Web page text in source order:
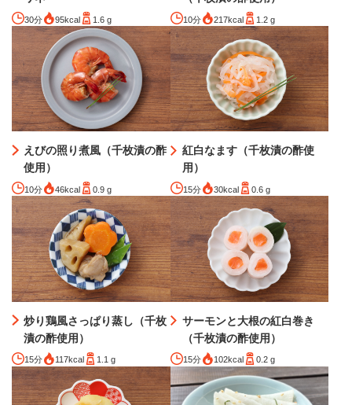
30分 95kcal 1.6 g 10分 217kcal 1.2 g
えびの照り煮風（千枚漬の酢
使用）
10分 46kcal 0.9 g
紅白なます（千枚漬の酢使
用）
15分 30kcal 0.6 g
炒り鶏風さっぱり蒸し（千枚
漬の酢使用）
15分 117kcal 1.1 g
サーモンと大根の紅白巻き
（千枚漬の酢使用）
15分 102kcal 0.2 g